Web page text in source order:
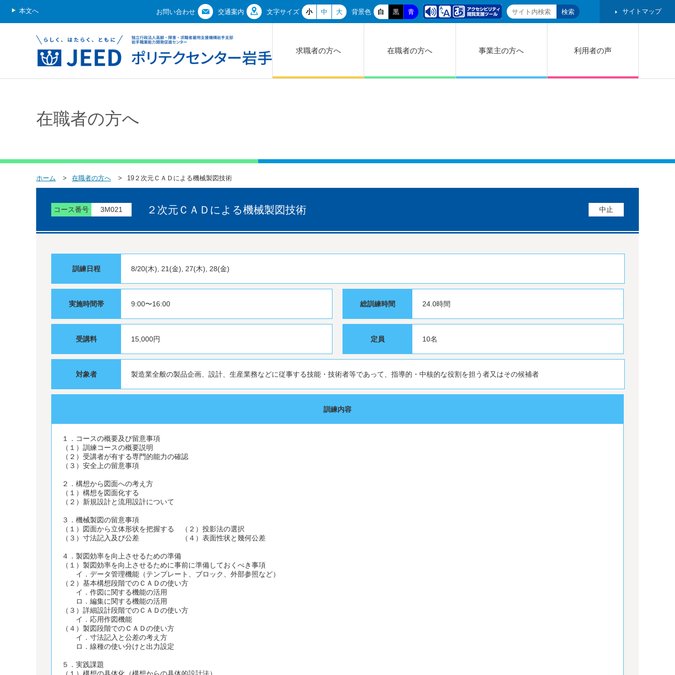
本文へ お問い合わせ 交通案内 文字サイズ 小 中 大 背景色 白 黒 青 サイトマップ
求職者の方へ 在職者の方へ 事業主の方へ 利用者の声
在職者の方へ
ホーム 在職者の方へ 19２次元ＣＡＤによる機械製図技術
コース番号 3M021 ２次元ＣＡＤによる機械製図技術 中止
訓練日程 8/20(木), 21(金), 27(木), 28(金)
実施時間帯 9:00〜16:00 総訓練時間 24.0時間
受講料 15,000円 定員 10名
対象者 製造業全般の製品企画、設計、生産業務などに従事する技能・技術者等であって、指導的・中核的な役割を担う者又はその候補者
訓練内容
１．コースの概要及び留意事項
（１）訓練コースの概要説明
（２）受講者が有する専門的能力の確認
（３）安全上の留意事項
２．構想から図面への考え方
（１）構想を図面化する
（２）新規設計と流用設計について
３．機械製図の留意事項
（１）図面から立体形状を把握する （２）投影法の選択
（３）寸法記入及び公差 （４）表面性状と幾何公差
４．製図効率を向上させるための準備
（１）製図効率を向上させるために事前に準備しておくべき事項
イ．データ管理機能（テンプレート、ブロック、外部参照など）
（２）基本構想段階でのＣＡＤの使い方
イ．作図に関する機能の活用
ロ．編集に関する機能の活用
（３）詳細設計段階でのＣＡＤの使い方
イ．応用作図機能
（４）製図段階でのＣＡＤの使い方
イ．寸法記入と公差の考え方
ロ．線種の使い分けと出力設定
５．実践課題